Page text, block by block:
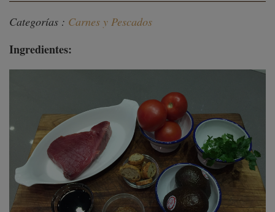
Categorías : Carnes y Pescados
Ingredientes: